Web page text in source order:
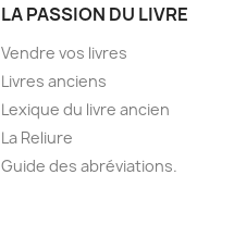
LA PASSION DU LIVRE
Vendre vos livres
Livres anciens
Lexique du livre ancien
La Reliure
Guide des abréviations.